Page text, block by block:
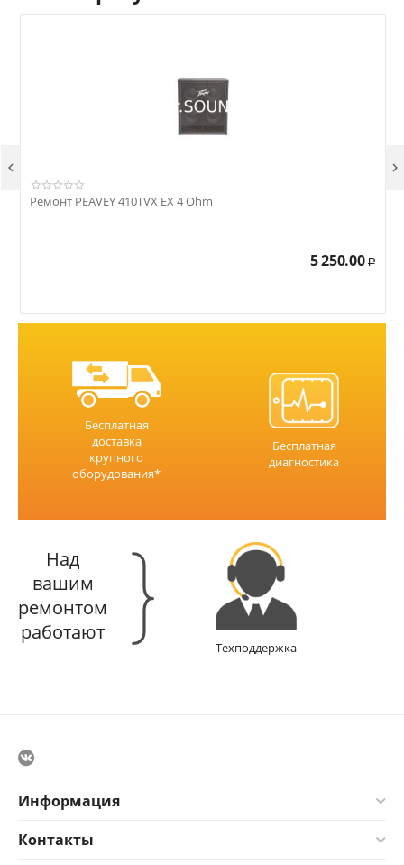
Ремонт PEAVEY 410TVX EX 4 Ohm
5 250.00 Р
 
Бесплатная
доставка
крупного
оборудования*
Бесплатная
диагностика
Над
вашим
ремонтом
работают
Техподдержка
Информация
Контакты